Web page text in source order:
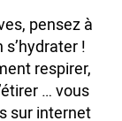
pensez à
!
respirer,
… vous
sur internet